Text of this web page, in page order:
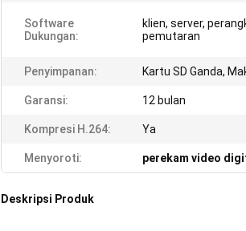
Software
Dukungan:
klien, server,
pemutaran
Penyimpanan: Kartu SD Ganda,
Garansi: 12 bulan
Kompresi H.264: Ya
Menyoroti: perekam video
Deskripsi Produk